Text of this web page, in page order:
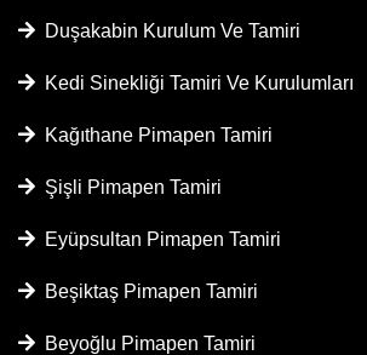
Duşakabin Kurulum Ve Tamiri
Kedi Sinekliği Tamiri Ve Kurulumları
Kağıthane Pimapen Tamiri
Şişli Pimapen Tamiri
Eyüpsultan Pimapen Tamiri
Beşiktaş Pimapen Tamiri
Beyoğlu Pimapen Tamiri